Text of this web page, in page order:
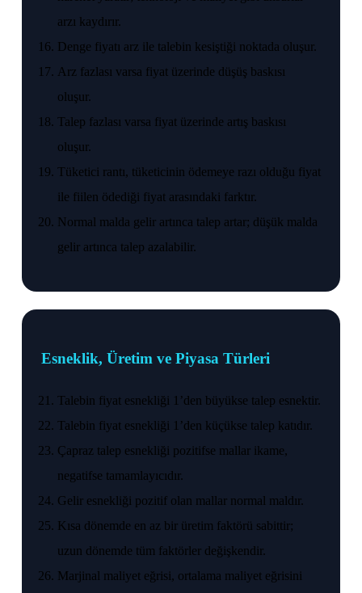
arzı kaydırır.
Denge fiyatı arz ile talebin kesiştiği noktada oluşur.
Arz fazlası varsa fiyat üzerinde düşüş baskısı
oluşur.
Talep fazlası varsa fiyat üzerinde artış baskısı
oluşur.
Tüketici rantı, tüketicinin ödemeye razı olduğu fiyat
ile fiilen ödediği fiyat arasındaki farktır.
Normal malda gelir artınca talep artar; düşük malda
gelir artınca talep azalabilir.
Esneklik, Üretim ve Piyasa Türleri
Talebin fiyat esnekliği 1’den büyükse talep esnektir.
Talebin fiyat esnekliği 1’den küçükse talep katıdır.
Çapraz talep esnekliği pozitifse mallar ikame,
negatifse tamamlayıcıdır.
Gelir esnekliği pozitif olan mallar normal maldır.
Kısa dönemde en az bir üretim faktörü sabittir;
uzun dönemde tüm faktörler değişkendir.
Marjinal maliyet eğrisi, ortalama maliyet eğrisini